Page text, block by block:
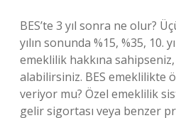
BES’te 3 yıl sonra ne olur?
yılın sonunda %15, %35, 10.
emeklilik hakkına sahipseniz,
alabilirsiniz. BES emeklilikte
veriyor mu? Özel emeklilik
gelir sigortası veya benzer